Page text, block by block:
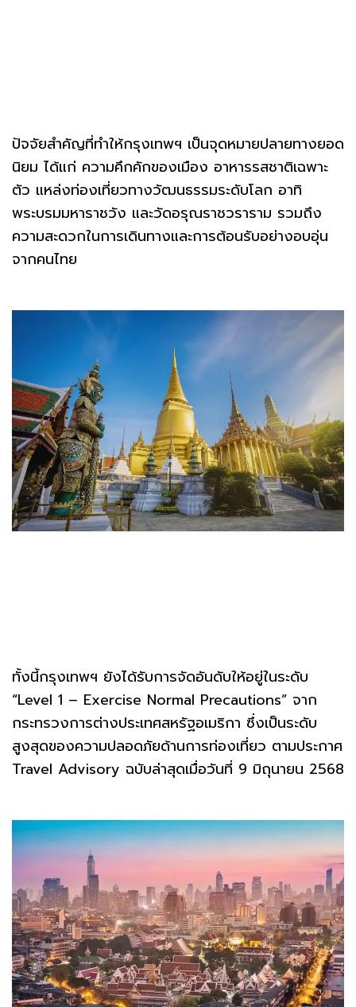
ปัจจัยสำคัญที่ทำให้กรุงเทพฯ เป็นจุดหมายปลายทางยอด
นิยม ได้แก่ ความคึกคักของเมือง อาหารรสชาติเฉพาะ
ตัว แหล่งท่องเที่ยวทางวัฒนธรรมระดับโลก อาทิ
พระบรมมหาราชวัง และวัดอรุณราชวราราม รวมถึง
ความสะดวกในการเดินทางและการต้อนรับอย่างอบอุ่น
จากคนไทย
ทั้งนี้กรุงเทพฯ ยังได้รับการจัดอันดับให้อยู่ในระดับ
“Level 1 – Exercise Normal Precautions” จาก
กระทรวงการต่างประเทศสหรัฐอเมริกา ซึ่งเป็นระดับ
สูงสุดของความปลอดภัยด้านการท่องเที่ยว ตามประกาศ
Travel Advisory ฉบับล่าสุดเมื่อวันที่ 9 มิถุนายน 2568